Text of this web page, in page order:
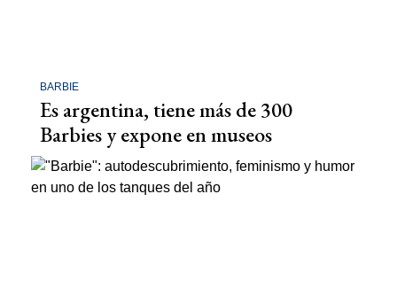
BARBIE
Es argentina, tiene más de 300
Barbies y expone en museos